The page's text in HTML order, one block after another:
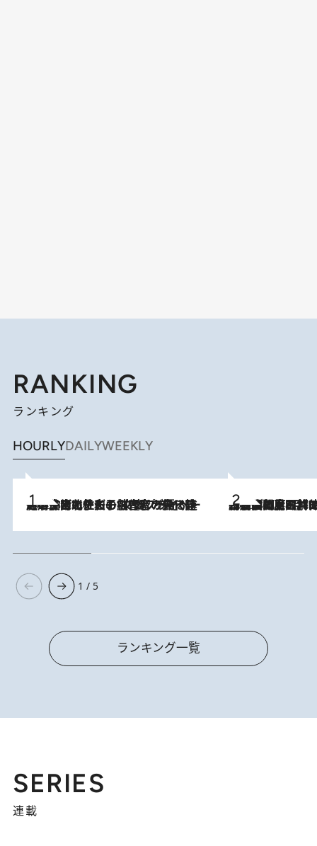
RANKING
ランキング
HOURLYDAILYWEEKLY
2026.8.3
《「文士の子ども被害者の会」発足！》阿川佐和子（72）が語る遠藤周作に北杜夫、劇作家・矢代静一の子どもたちの“文豪プライベート事件簿” 2026.8.8
「最後に見られてよかった」上野動物園の東園パンダ舎が解体前に特別公開。8月16日まで延長されたパネル展と共に辿る“半世紀”のパンダ飼育《解体工事の図面あり》
1 / 5
ランキング一覧
SERIES
連載